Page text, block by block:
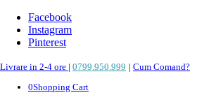
Facebook
Instagram
Pinterest
Livrare in 2-4 ore | 0799.950.999 | Cum Comand?
0Shopping Cart